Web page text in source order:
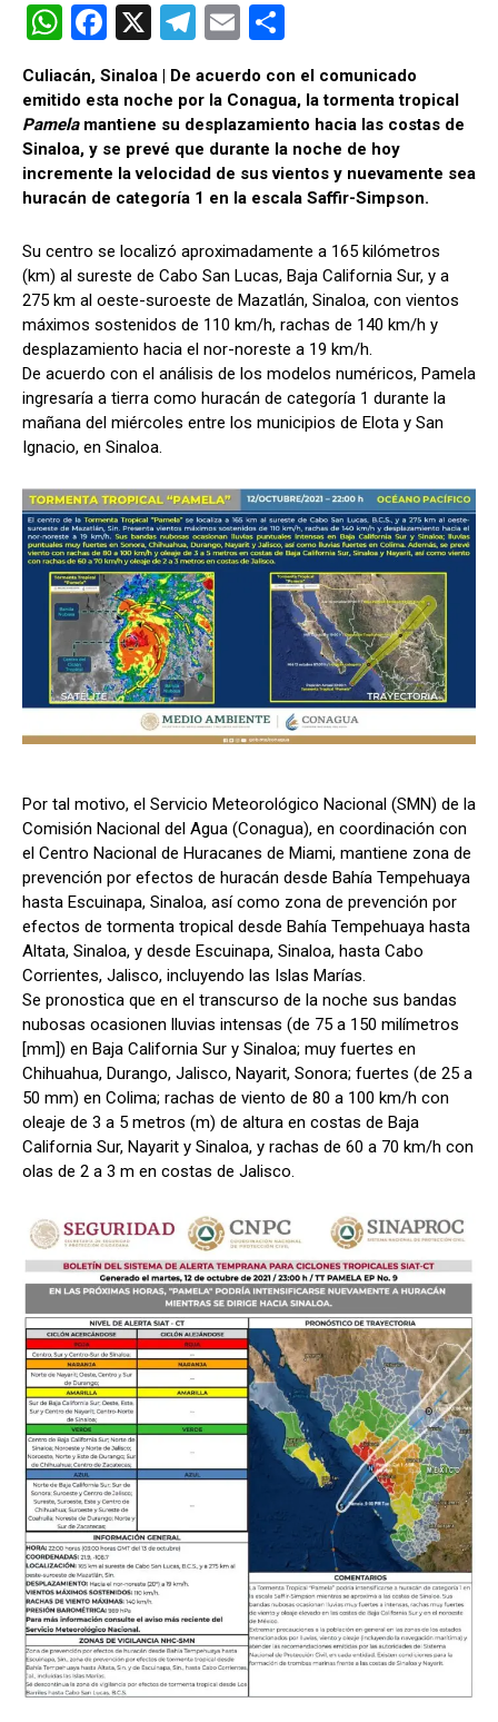
W
h
at
s
A
p
p
F
a
ce
b
o
o
k
X
T
e
gr
a
m
E
m
ail m
p
ar
tir
Culiacán, Sinaloa | De acuerdo con el comunicado
emitido esta noche por la Conagua, la tormenta tropical
Pamelamantiene su desplazamiento hacia las costas de
Sinaloa, y se prevé que durante la noche de hoy
incremente la velocidad de sus vientos y nuevamente sea
huracán de categoría 1 en la escala Saffir-Simpson.
Su centro se localizó aproximadamente a 165 kilómetros
(km) al sureste de Cabo San Lucas, Baja California Sur, y a
275 km al oeste-suroeste de Mazatlán, Sinaloa, con vientos
máximos sostenidos de 110 km/h, rachas de 140 km/h y
desplazamiento hacia el nor-noreste a 19 km/h.
De acuerdo con el análisis de los modelos numéricos, Pamela
ingresaría a tierra como huracán de categoría 1 durante la
mañana del miércoles entre los municipios de Elota y San
Ignacio, en Sinaloa.
Por tal motivo, el Servicio Meteorológico Nacional (SMN) de la
Comisión Nacional del Agua (Conagua), en coordinación con
el Centro Nacional de Huracanes de Miami, mantiene zona de
prevención por efectos de huracán desde Bahía Tempehuaya
hasta Escuinapa, Sinaloa, así como zona de prevención por
efectos de tormenta tropical desde Bahía Tempehuaya hasta
Altata, Sinaloa, y desde Escuinapa, Sinaloa, hasta Cabo
Corrientes, Jalisco, incluyendo las Islas Marías.
Se pronostica que en el transcurso de la noche sus bandas
nubosas ocasionen lluvias intensas (de 75 a 150 milímetros
[mm]) en Baja California Sur y Sinaloa; muy fuertes en
Chihuahua, Durango, Jalisco, Nayarit, Sonora; fuertes (de 25 a
50 mm) en Colima; rachas de viento de 80 a 100 km/h con
oleaje de 3 a 5 metros (m) de altura en costas de Baja
California Sur, Nayarit y Sinaloa, y rachas de 60 a 70 km/h con
olas de 2 a 3 m en costas de Jalisco.